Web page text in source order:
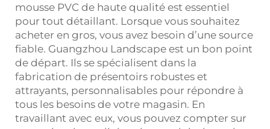
mousse PVC de haute qualité est essentiel
pour tout détaillant. Lorsque vous souhaitez
acheter en gros, vous avez besoin d’une source
fiable. Guangzhou Landscape est un bon point
de départ. Ils se spécialisent dans la
fabrication de présentoirs robustes et
attrayants, personnalisables pour répondre à
tous les besoins de votre magasin. En
travaillant avec eux, vous pouvez compter sur